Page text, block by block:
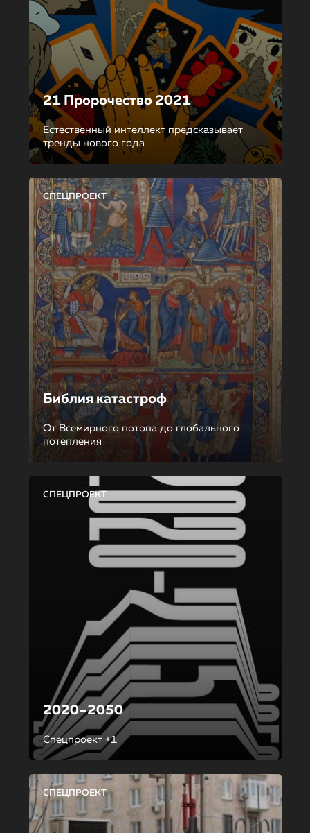
21 Пророчество 2021
Естественный интеллект предсказывает
тренды нового года
СПЕЦПРОЕКТ
Библия катастроф
От Всемирного потопа до глобального
потепления
СПЕЦПРОЕКТ
2020–2050
Спецпроект +1
СПЕЦПРОЕКТ